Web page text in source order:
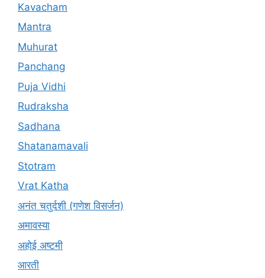
Kavacham
Mantra
Muhurat
Panchang
Puja Vidhi
Rudraksha
Sadhana
Shatanamavali
Stotram
Vrat Katha
अनंत चतुर्दशी (गणेश विसर्जन)
अमावस्या
अहोई अष्टमी
आरती